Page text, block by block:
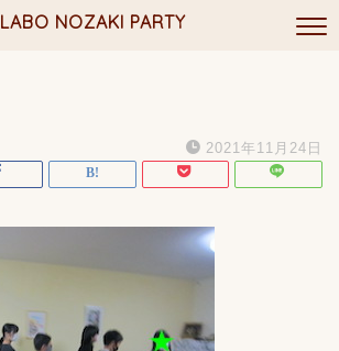
LABO NOZAKI PARTY
2021年11月24日